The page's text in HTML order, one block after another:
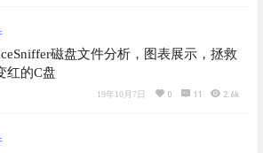
磁盘文件分析，图表展示，拯救
红的C盘
19年10月7日 0 11 2.6k